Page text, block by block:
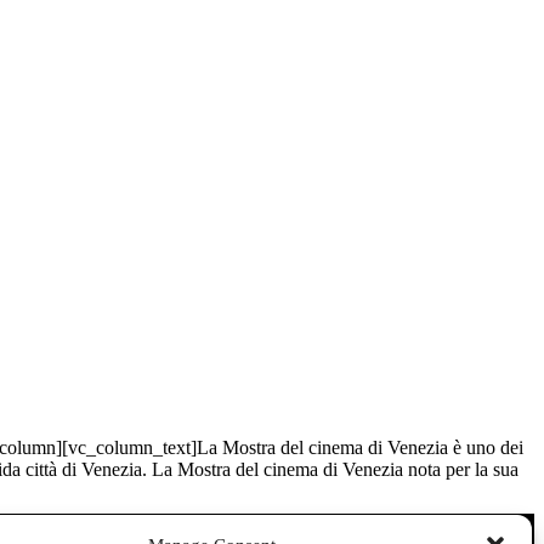
Mostra del cinema di Venezia è uno dei
città di Venezia. La Mostra del cinema di Venezia nota per la sua